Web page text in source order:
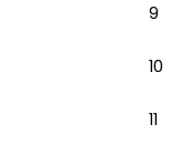
9
10
11